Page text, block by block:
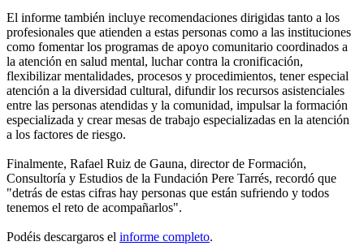
El informe también incluye recomendaciones dirigidas tanto a los
profesionales que atienden a estas personas como a las instituciones
como fomentar los programas de apoyo comunitario coordinados a
la atención en salud mental, luchar contra la cronificación,
flexibilizar mentalidades, procesos y procedimientos, tener especial
atención a la diversidad cultural, difundir los recursos asistenciales
entre las personas atendidas y la comunidad, impulsar la formación
especializada y crear mesas de trabajo especializadas en la atención
a los factores de riesgo.
Finalmente, Rafael Ruiz de Gauna, director de Formación,
Consultoría y Estudios de la Fundación Pere Tarrés, recordó que
"detrás de estas cifras hay personas que están sufriendo y todos
tenemos el reto de acompañarlos".
Podéis descargaros el informe completo.